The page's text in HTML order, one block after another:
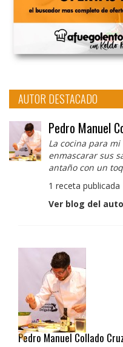
AUTOR DESTACADO
Pedro Manuel
La cocina para
enmascarar sus
antaño con un
1 receta publicada
Ver blog del
Pedro Manuel Collado